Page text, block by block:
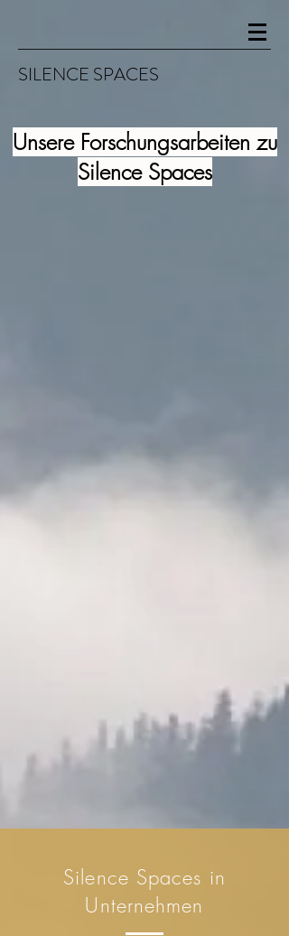
SILENCE SPACES
Unsere Forschungsarbeiten zu
Silence Spaces
Silence Spaces in
Unternehmen